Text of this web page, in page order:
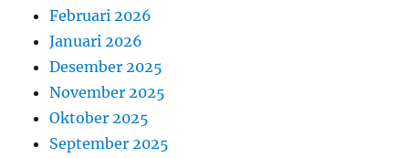
Februari 2026
Januari 2026
Desember 2025
November 2025
Oktober 2025
September 2025